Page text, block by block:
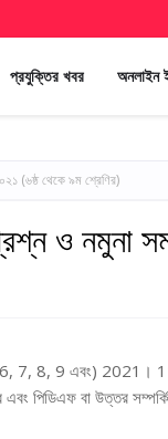
প্রযুক্তির খবর অনলাইন
(৬ষ্ঠ থেকে ৯ম শ্রেণির)
ও নমুনা
7, 8, 9 এবং) 2021। 11
পিডিএফ বা উত্তর